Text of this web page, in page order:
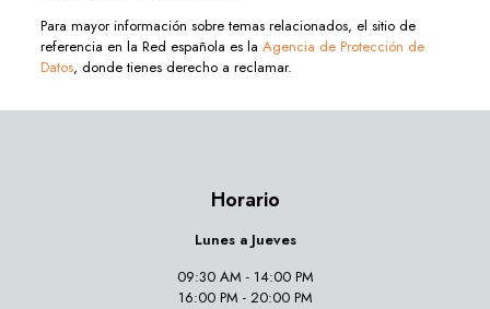
Para mayor información sobre temas relacionados, el sitio de
referencia en la Red española es la Agencia de Protección de
Datos, donde tienes derecho a reclamar.
Horario
Lunes a Jueves
09:30 AM - 14:00 PM
16:00 PM - 20:00 PM